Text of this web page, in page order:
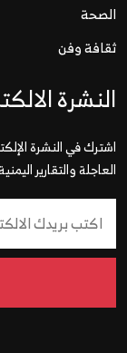
الصحة
ثقافة وفن
النشرة
اشترك في النشرة
العاجلة والتقارير